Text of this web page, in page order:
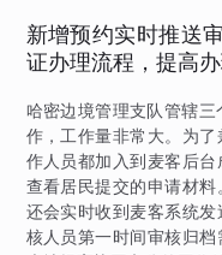
新增预约实时推送
证办理流程，提高
哈密边境管理支队管辖
作，工作量非常大。为
作人员都加入到麦客后
查看居民提交的申请材
还会实时收到麦客系统
核人员第一时间审核归